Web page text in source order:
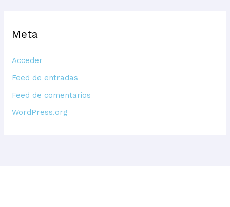
Meta
Acceder
Feed de entradas
Feed de comentarios
WordPress.org